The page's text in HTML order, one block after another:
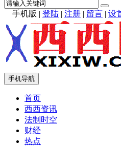
手机版 | 登陆 | 注册 | 留言 | 设
手机导航
首页
西西资讯
法制时空
财经
热点